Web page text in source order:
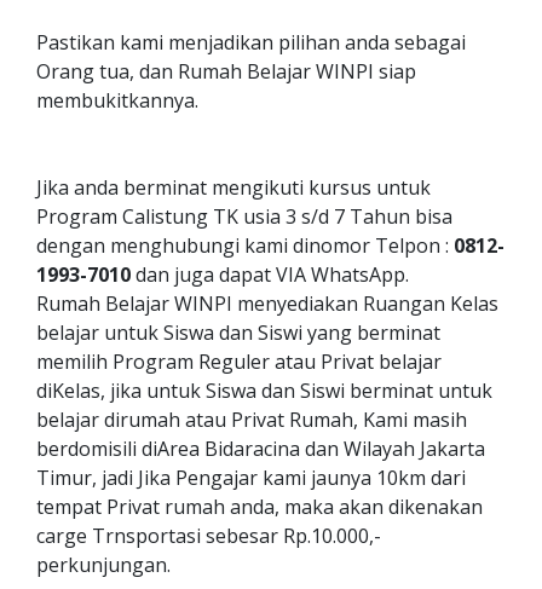
Pastikan kami menjadikan pilihan anda sebagai
Orang tua, dan Rumah Belajar WINPI siap
membukitkannya.
Jika anda berminat mengikuti kursus untuk
Program Calistung TK usia 3 s/d 7 Tahun bisa
dengan menghubungi kami dinomor Telpon : 0812-
1993-7010dan juga dapat VIA WhatsApp.
Rumah Belajar WINPI menyediakan Ruangan Kelas
belajar untuk Siswa dan Siswi yang berminat
memilih Program Reguler atau Privat belajar
diKelas, jika untuk Siswa dan Siswi berminat untuk
belajar dirumah atau Privat Rumah, Kami masih
berdomisili diArea Bidaracina dan Wilayah Jakarta
Timur, jadi Jika Pengajar kami jaunya 10km dari
tempat Privat rumah anda, maka akan dikenakan
carge Trnsportasi sebesar Rp.10.000,-
perkunjungan.